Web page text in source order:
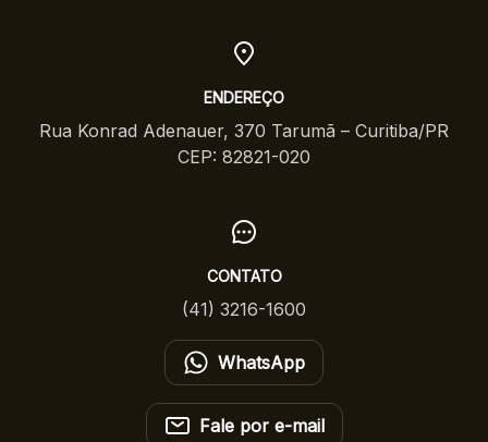
ENDEREÇO
Rua Konrad Adenauer, 370 Tarumã – Curitiba/PR
CEP: 82821-020
CONTATO
(41) 3216-1600
WhatsApp
Fale por e-mail